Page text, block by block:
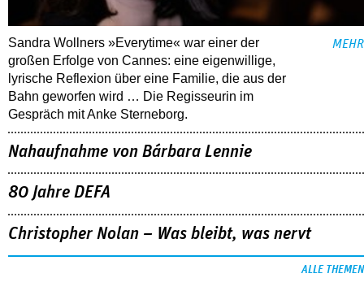
Sandra Wollners »Everytime« war einer der
großen Erfolge von Cannes: eine eigenwillige,
lyrische Reflexion über eine ­Familie, die aus der
Bahn geworfen wird … Die Regisseurin im
Gespräch mit Anke Sterneborg.
MEHR
Nahaufnahme von Bárbara Lennie
80 Jahre DEFA
Christopher Nolan – Was bleibt, was nervt
ALLE THEMEN